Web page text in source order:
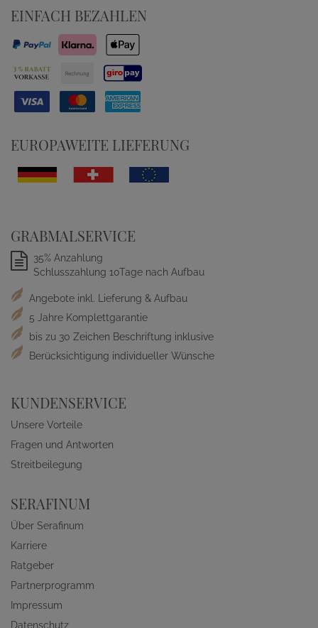
EINFACH BEZAHLEN
EUROPAWEITE LIEFERUNG
GRABMALSERVICE
35% Anzahlung
Schlusszahlung 10Tage nach Aufbau
Angebote inkl. Lieferung & Aufbau
5 Jahre Komplettgarantie
bis zu 30 Zeichen Beschriftung inklusive
Berücksichtigung individueller Wünsche
KUNDENSERVICE
Unsere Vorteile
Fragen und Antworten
Streitbeilegung
SERAFINUM
Über Serafinum
Karriere
Ratgeber
Partnerprogramm
Impressum
Datenschutz